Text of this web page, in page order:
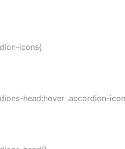
icons{
head:hover .accordion-